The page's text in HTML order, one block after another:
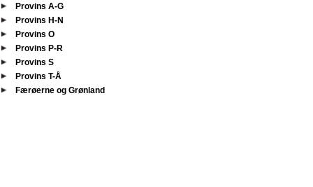
Provins A-G
Provins H-N
Provins O
Provins P-R
Provins S
Provins T-Å
Færøerne og Grønland